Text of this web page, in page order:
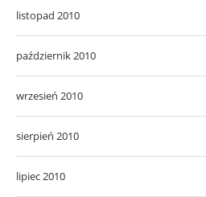
listopad 2010
październik 2010
wrzesień 2010
sierpień 2010
lipiec 2010